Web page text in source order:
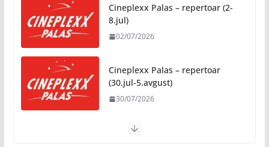
31/07/2026
Na jesen počinje novo poglavlje
dobija prvu senzornu baštu u
Republici Srpskoj
05/08/2026
8.jul)
02/07/2026
(30.jul-5.avgust)
30/07/2026